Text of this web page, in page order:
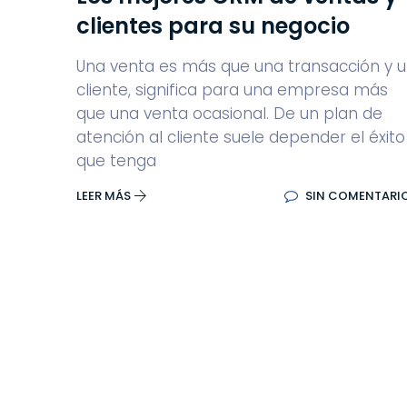
clientes para su negocio
Una venta es más que una transacción y
cliente, significa para una empresa más
que una venta ocasional. De un plan de
atención al cliente suele depender el éxito
que tenga
LEER MÁS SIN